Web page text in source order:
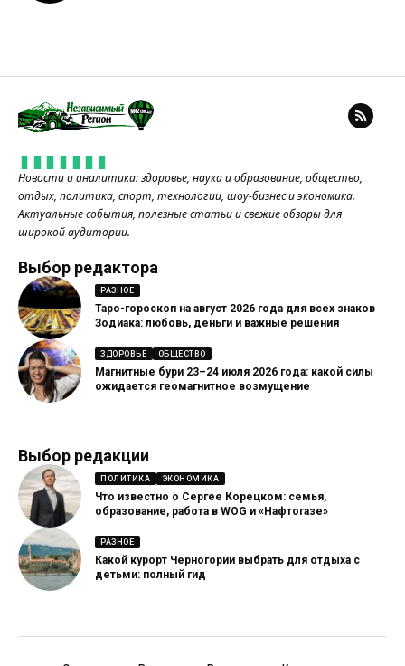
Новости и аналитика: здоровье, наука и образование, общество,
отдых, политика, спорт, технологии, шоу-бизнес и экономика.
Актуальные события, полезные статьи и свежие обзоры для
широкой аудитории.
Выбор редактора
РАЗНОЕ
Таро-гороскоп на август 2026 года для всех знаков
Зодиака: любовь, деньги и важные решения
ЗДОРОВЬЕ ОБЩЕСТВО
Магнитные бури 23–24 июля 2026 года: какой силы
ожидается геомагнитное возмущение
Выбор редакции
ПОЛИТИКА ЭКОНОМИКА
Что известно о Сергее Корецком: семья,
образование, работа в WOG и «Нафтогазе»
РАЗНОЕ
Какой курорт Черногории выбрать для отдыха с
детьми: полный гид